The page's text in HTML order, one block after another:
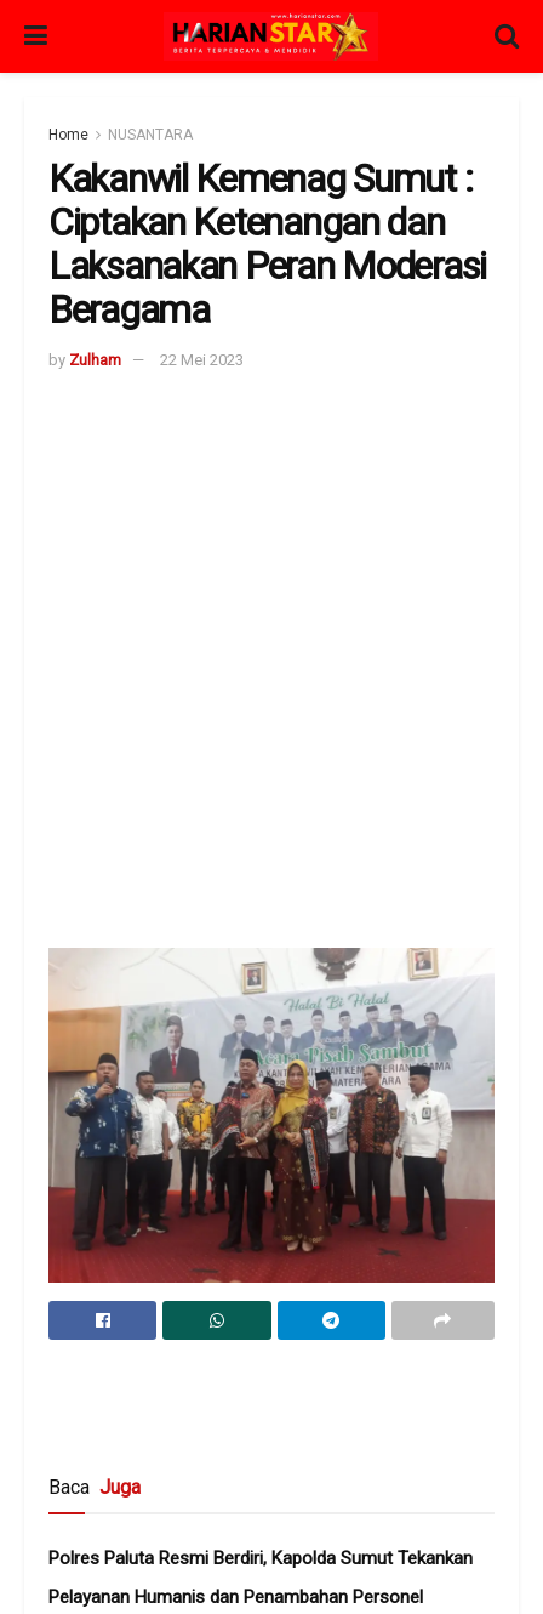
Home NUSANTARA
Kakanwil Kemenag Sumut :
Ciptakan Ketenangan dan
Laksanakan Peran Moderasi
Beragama
by Zulham 22 Mei 2023
Baca Juga
Polres Paluta Resmi Berdiri, Kapolda Sumut Tekankan
Pelayanan Humanis dan Penambahan Personel